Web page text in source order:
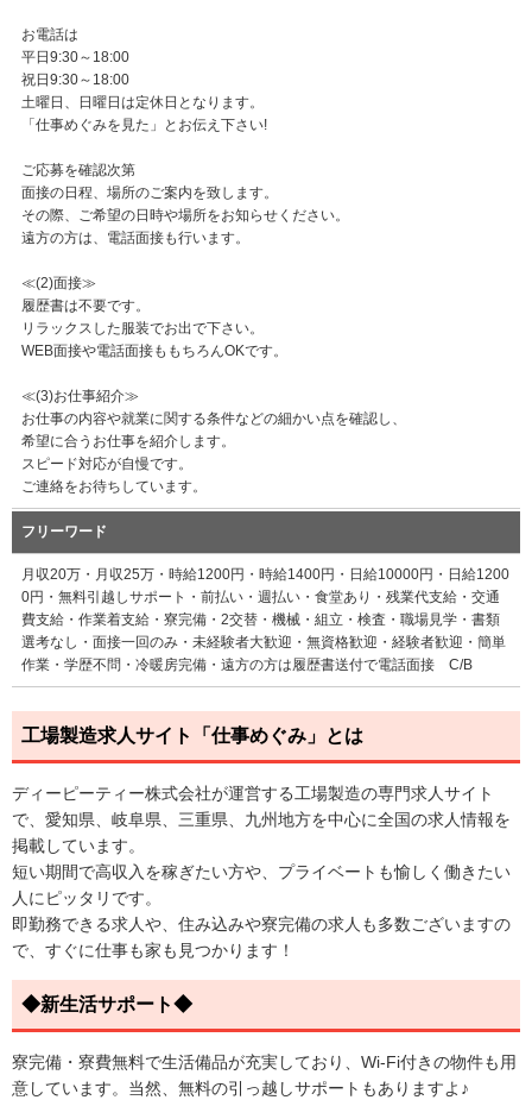
お電話は
平日9:30～18:00
祝日9:30～18:00
土曜日、日曜日は定休日となります。
「仕事めぐみを見た」とお伝え下さい!
ご応募を確認次第
面接の日程、場所のご案内を致します。
その際、ご希望の日時や場所をお知らせください。
遠方の方は、電話面接も行います。
≪(2)面接≫
履歴書は不要です。
リラックスした服装でお出で下さい。
WEB面接や電話面接ももちろんOKです。
≪(3)お仕事紹介≫
お仕事の内容や就業に関する条件などの細かい点を確認し、
希望に合うお仕事を紹介します。
スピード対応が自慢です。
ご連絡をお待ちしています。
フリーワード
月収20万・月収25万・時給1200円・時給1400円・日給10000円・日給1200
0円・無料引越しサポート・前払い・週払い・食堂あり・残業代支給・交通
費支給・作業着支給・寮完備・2交替・機械・組立・検査・職場見学・書類
選考なし・面接一回のみ・未経験者大歓迎・無資格歓迎・経験者歓迎・簡単
作業・学歴不問・冷暖房完備・遠方の方は履歴書送付で電話面接 C/B
工場製造求人サイト「仕事めぐみ」とは
ディーピーティー株式会社が運営する工場製造の専門求人サイト
で、愛知県、岐阜県、三重県、九州地方を中心に全国の求人情報を
掲載しています。
短い期間で高収入を稼ぎたい方や、プライベートも愉しく働きたい
人にピッタリです。
即勤務できる求人や、住み込みや寮完備の求人も多数ございますの
で、すぐに仕事も家も見つかります！
◆新生活サポート◆
寮完備・寮費無料で生活備品が充実しており、Wi-Fi付きの物件も用
意しています。当然、無料の引っ越しサポートもありますよ♪